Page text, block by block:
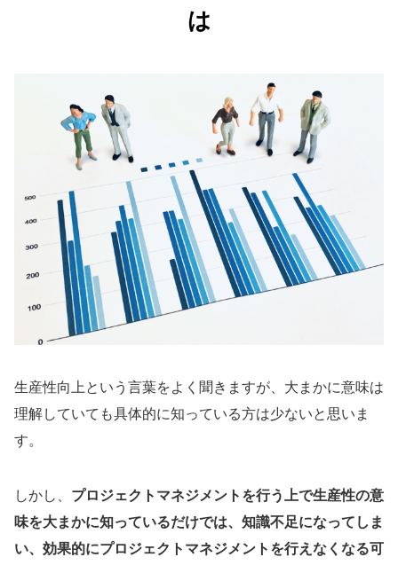
は
生産性向上という言葉をよく聞きますが、大まかに意味は
理解していても具体的に知っている方は少ないと思いま
す。
しかし、 プロジェクトマネジメントを行う上で生産性の意
味を大まかに知っているだけでは、知識不足になってしま
い、効果的にプロジェクトマネジメントを行えなくなる可